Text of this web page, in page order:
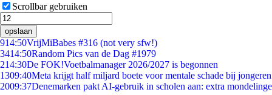
Scrollbar gebruiken
opslaan
914:50VrijMiBabes #316 (not very sfw!)
3414:50Random Pics van de Dag #1979
214:30De FOK!Voetbalmanager 2026/2027 is begonnen
1309:40Meta krijgt half miljard boete voor mentale schade bij jongeren
2009:37Denemarken pakt AI-gebruik in scholen aan: extra mondelinge